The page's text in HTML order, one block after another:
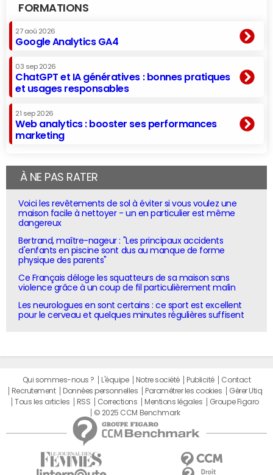
FORMATIONS
27 aoû 2026
Google Analytics GA4
03 sep 2026
ChatGPT et IA génératives : bonnes pratiques
et usages responsables
21 sep 2026
Web analytics : booster ses performances
marketing
À NE PAS RATER
Voici les revêtements de sol à éviter si vous voulez une
maison facile à nettoyer - un en particulier est même
dangereux
Bertrand, maître-nageur : "Les principaux accidents
d'enfants en piscine sont dus au manque de forme
physique des parents"
Ce Français déloge les squatteurs de sa maison sans
violence grâce à un coup de fil particulièrement malin
Les neurologues en sont certains : ce sport est excellent
pour le cerveau et quelques minutes régulières suffisent
Qui sommes-nous ? L'équipe Notre société Publicité
Contact
Recrutement
Données personnelles Paramétrer les cookies
Gérer Utiq
Tous les articles
RSS Corrections Mentions légales
Groupe Figaro
© 2025 CCM Benchmark